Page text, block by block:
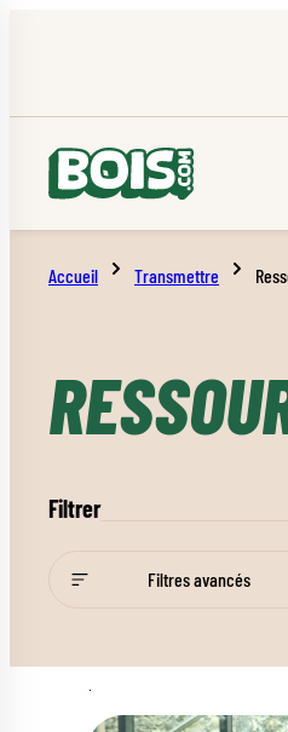
Accueil Transmettre
Filtrer
Filtres avancés